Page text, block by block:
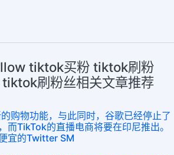
tiktok买粉 tiktok刷粉
刷粉丝相关文章推荐
购物功能，与此同时，谷歌已经停止了
而TikTok的直播电商将要在印尼推出。
宜的Twitter SM